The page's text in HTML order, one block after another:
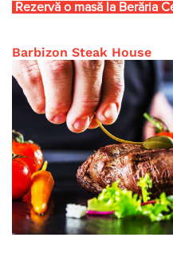
Rezervă o masă la Berăria
Barbizon Steak House